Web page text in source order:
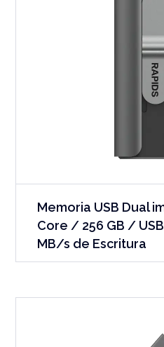
Memoria USB Dual
Core / 256 GB /
MB/s de Escritura